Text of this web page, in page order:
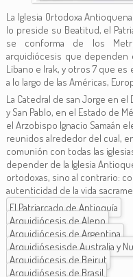
La Iglesia Ortodoxa
lo preside su Beatitud, el
se conforma de los
arquidiócesis que dependen
Líbano e Irak, y otros 7 que
a lo largo de las Américas,
La Catedral de san Jorge en
y San Pablo, en el Estado de
el Arzobispo Ignacio Samaán
reunidos alrededor del cual,
comunión con todas las
depender de la Iglesia
ortodoxas, sino al contrario:
autenticidad de la vida
El Patriarcado de Antioquía
Arquidiócesis de Alepo
Arquidiócesis de Argentina
Arquidiósesisde Australia y
Arquidiócesis de Beirut
Arquidiósesis de Brasil